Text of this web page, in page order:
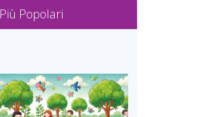
Più Popolari